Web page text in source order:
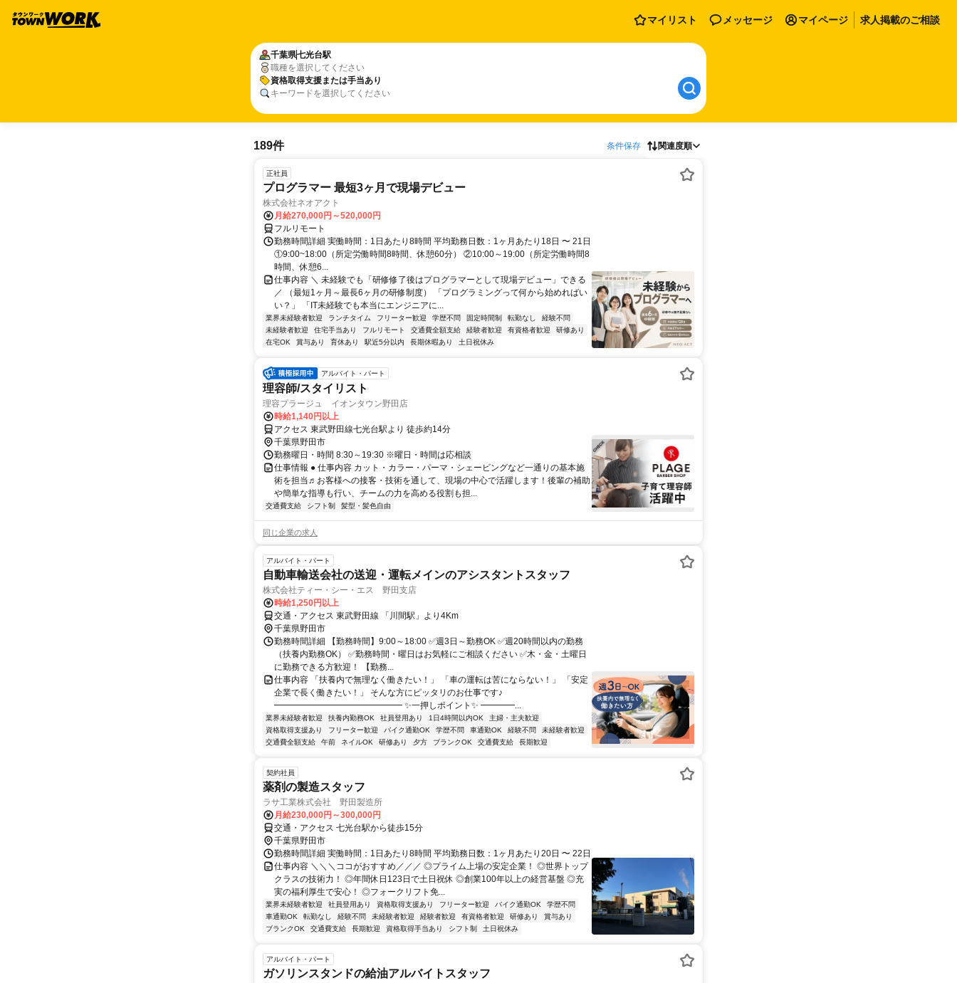
マイリスト メッセージ マイページ 求人掲載のご相談
千葉県七光台駅
職種を選択してください
資格取得支援または手当あり
キーワードを選択してください
189件 条件保存 関連度順
正社員
プログラマー 最短3ヶ月で現場デビュー
株式会社ネオアクト
月給270,000円～520,000円
フルリモート
勤務時間詳細 実働時間：1日あたり8時間 平均勤務日数：1ヶ月あたり18日 〜 21日
①9:00~18:00（所定労働時間8時間、休憩60分） ②10:00～19:00（所定労働時間8
時間、休憩6...
仕事内容 ＼ 未経験でも「研修修了後はプログラマーとして現場デビュー」できる
／ （最短1ヶ月～最長6ヶ月の研修制度） 「プログラミングって何から始めればい
い？」 「IT未経験でも本当にエンジニアに...
業界未経験者歓迎 ランチタイム フリーター歓迎 学歴不問 固定時間制 転勤なし
経験不問
未経験者歓迎
住宅手当あり フルリモート 交通費全額支給 経験者歓迎 有資格者歓迎
研修あり
在宅OK
賞与あり 育休あり 駅近5分以内 長期休暇あり 土日祝休み
アルバイト・パート
理容師/スタイリスト
理容プラージュ イオンタウン野田店
時給1,140円以上
アクセス 東武野田線七光台駅より 徒歩約14分
千葉県野田市
勤務曜日・時間 8:30～19:30 ※曜日・時間は応相談
仕事情報 ● 仕事内容 カット・カラー・パーマ・シェービングなど一通りの基本施
術を担当♬お客様への接客・技術を通して、現場の中心で活躍します！後輩の補助
や簡単な指導も行い、チームの力を高める役割も担...
交通費支給 シフト制 髪型・髪色自由
同じ企業の求人
アルバイト・パート
自動車輸送会社の送迎・運転メインのアシスタントスタッフ
株式会社ティー・シー・エス 野田支店
時給1,250円以上
交通・アクセス 東武野田線 「川間駅」より4Km
千葉県野田市
勤務時間詳細 【勤務時間】9:00～18:00 ✅週3日～勤務OK ✅週20時間以内の勤務
（扶養内勤務OK） ✅勤務時間・曜日はお気軽にご相談ください ✅木・金・土曜日
に勤務できる方歓迎！ 【勤務...
仕事内容 「扶養内で無理なく働きたい！」 「車の運転は苦にならない！」 「安定
企業で長く働きたい！」 そんな方にピッタリのお仕事です♪
━━━━━━━━━━━━━━━ ✨一押しポイント✨ ━━━━...
業界未経験者歓迎 扶養内勤務OK 社員登用あり 1日4時間以内OK
主婦・主夫歓迎
資格取得支援あり
フリーター歓迎 バイク通勤OK 学歴不問 車通勤OK 経験不問
未経験者歓迎
交通費全額支給
午前 ネイルOK 研修あり 夕方 ブランクOK 交通費支給 長期歓迎
契約社員
薬剤の製造スタッフ
ラサ工業株式会社 野田製造所
月給230,000円～300,000円
交通・アクセス 七光台駅から徒歩15分
千葉県野田市
勤務時間詳細 実働時間：1日あたり8時間 平均勤務日数：1ヶ月あたり20日 〜 22日
仕事内容 ＼＼＼ココがおすすめ／／／ ◎プライム上場の安定企業！ ◎世界トップ
クラスの技術力！ ◎年間休日123日で土日祝休 ◎創業100年以上の経営基盤 ◎充
実の福利厚生で安心！ ◎フォークリフト免...
業界未経験者歓迎 社員登用あり 資格取得支援あり フリーター歓迎 バイク通勤OK
学歴不問
車通勤OK
転勤なし 経験不問 未経験者歓迎 経験者歓迎 有資格者歓迎 研修あり
賞与あり
ブランクOK
交通費支給 長期歓迎 資格取得手当あり シフト制 土日祝休み
アルバイト・パート
ガソリンスタンドの給油アルバイトスタッフ